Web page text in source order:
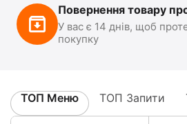
Повернення товару
У вас є 14 днів, щоб
покупку
ТОП Меню ТОП Запити